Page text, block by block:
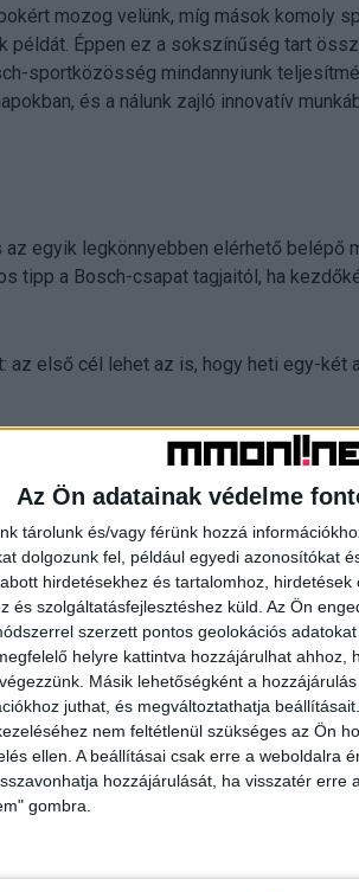
Az Ön adatainak védelme
tárolunk és/vagy férünk hozzá
dolgozunk fel, például egyedi azonosítókat
hirdetésekhez és tartalomhoz, hirdetések
és szolgáltatásfejlesztéshez küld. Az Ön
szerzett pontos geolokációs
helyre kattintva hozzájárulhat
Másik lehetőségként a
juthat, és megváltoztathatja beállításait.
nem feltétlenül szükséges az Ön
ellen. A beállításai csak erre a weboldalra
hozzájárulását, ha visszatér erre
gombra.
mozog velünk, míg mások komoly
Éppen ez a sokszínűség tart
sportközösség mindannyiunk
és a nálunk zajló innovatív
egyik legkönnyebben elérhető belépő
tipp a Bosch-csapat tagjaitól, ha
első cél lehet az is, hogy heti egy-két
gyors eredményeket,
elkezdeni, hiszen nem kell hozzá
minőségű futócipőbe, hogy elkerüljük a
része a futásnak, mint maga az
is!
a megtett kilométerekről és az egyre
a nagyobb önbizalom és a
társakat a futáshoz a barátaink között,
versenyek és célok segítenek a motiváció